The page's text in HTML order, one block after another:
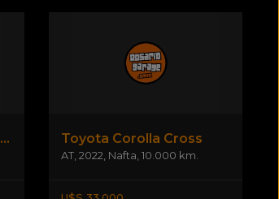
Volkswagen Amarok Highline Toyota Corolla Cross
AT, 2022 Nafta 10.000 km.